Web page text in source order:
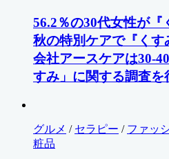
56.2％の30代女性が
秋の特別ケアで『く
会社アースケアは30-
すみ」に関する調査を
グルメ / セラピー / ファッ
粧品